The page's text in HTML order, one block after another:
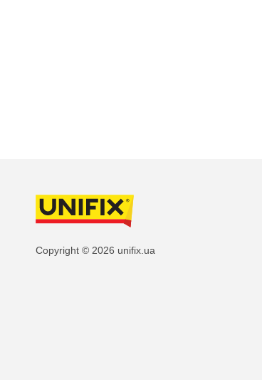
Copyright © 2026 unifix.ua